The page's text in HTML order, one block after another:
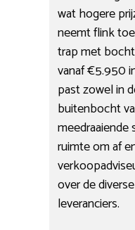
wat hogere
neemt flink
trap met
vanaf €5.950
past zowel in
buitenbocht
ruimte om af
over de
leveranciers.